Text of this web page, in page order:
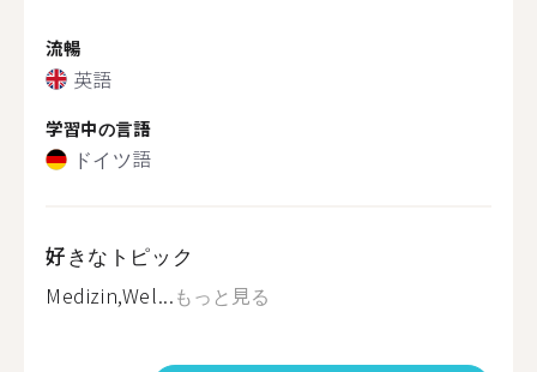
流暢
英語
学習中の言語
ドイツ語
好きなトピック
Medizin,Wel...もっと見る